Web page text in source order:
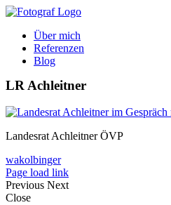
Zum
springenÜber mich
Referenzen
Blog
LR Achleitner
Landesrat Achleitner ÖVP
wakolbinger
Page load link
Previous Next
Close